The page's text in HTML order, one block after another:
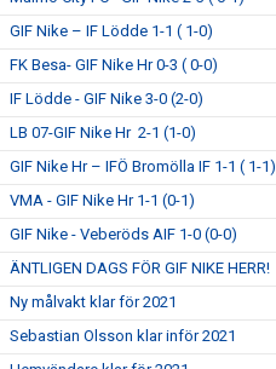
GIF Nike – IF Lödde 1-1 ( 1-0)
FK Besa- GIF Nike Hr 0-3 ( 0-0)
IF Lödde - GIF Nike 3-0 (2-0)
LB 07-GIF Nike Hr 2-1 (1-0)
GIF Nike Hr – IFÖ Bromölla IF 1-1 ( 1-1)
VMA - GIF Nike Hr 1-1 (0-1)
GIF Nike - Veberöds AIF 1-0 (0-0)
ÄNTLIGEN DAGS FÖR GIF NIKE HERR!
Ny målvakt klar för 2021
Sebastian Olsson klar inför 2021